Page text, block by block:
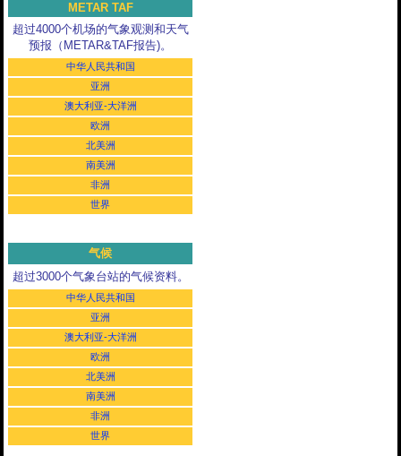
METAR TAF
超过4000个机场的气象观测和天气
预报（METAR&TAF报告)。
中华人民共和国
亚洲
澳大利亚-大洋洲
欧洲
北美洲
南美洲
非洲
世界
气候
超过3000个气象台站的气候资料。
中华人民共和国
亚洲
澳大利亚-大洋洲
欧洲
北美洲
南美洲
非洲
世界